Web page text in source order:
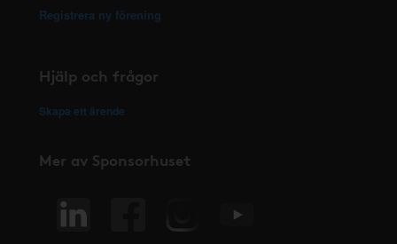
Registrera ny förening
Hjälp och frågor
Skapa ett ärende
Mer av Sponsorhuset